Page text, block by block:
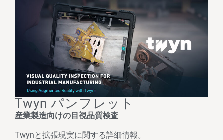
Twyn パンフレット
産業製造向けの目視品質検査
Twynと拡張現実に関する詳細情報。